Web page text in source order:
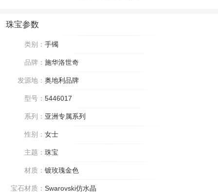
珠宝参数
类别： 手镯
品牌： 施华洛世奇
发源地： 奥地利品牌
型号： 5446017
系列： 亚洲专属系列
性别： 女士
主题： 珠宝
材质： 镀玫瑰金色
宝石材质： Swarovski仿水晶